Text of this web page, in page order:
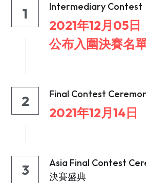
1 Intermediary Contest
2021年12月05日
公布入圍決賽名
2 Final Contest
2021年12月14日
3
Asia Final Contest
決賽盛典